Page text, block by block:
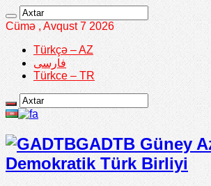
Cümə , Avqust 7 2026
Türkçə – AZ
فارسی
Türkce – TR
GADTB Güney
Demokratik Türk Birliyi